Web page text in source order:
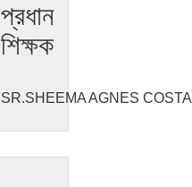
প্রধান
শিক্ষক
SR.SHEEMA AGNES COSTA